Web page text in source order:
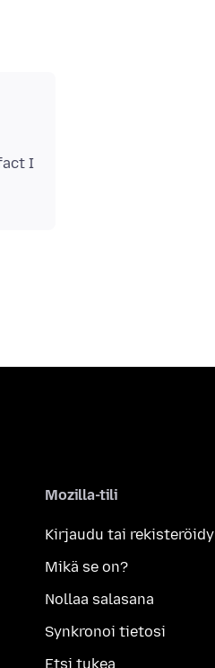
I
Mozilla-tili
Kirjaudu tai rekisteröidy
Mikä se on?
Nollaa salasana
Synkronoi tietosi
Etsi tukea